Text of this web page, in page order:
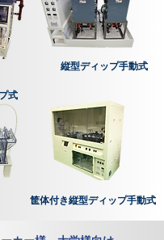
縦型ディップ手動式
式
筐体付き縦型ディップ手動式